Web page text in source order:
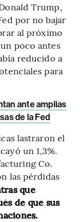
Trump,
por no bajar
al próximo
poco antes
reducido a
para
ante amplias
de la Fed
lastraron el
un 1,3%.
Co.
las pérdidas
que
de que sus